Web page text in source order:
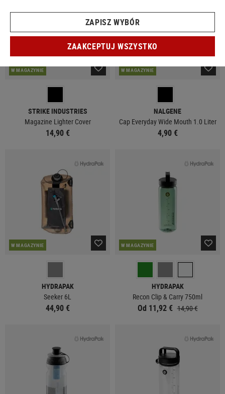
W MAGAZYNIE
STRIKE INDUSTRIES
Magazine Lighter Cover
14,90 €
W MAGAZYNIE
NALGENE
Cap Everyday Wide Mouth 1.0 Liter
4,90 €
W MAGAZYNIE
HYDRAPAK
Seeker 6L
44,90 €
W MAGAZYNIE
HYDRAPAK
Recon Clip & Carry 750ml
Od 11,92 € 14,90 €
ZAPISZ WYBÓR
ZAAKCEPTUJ WSZYSTKO